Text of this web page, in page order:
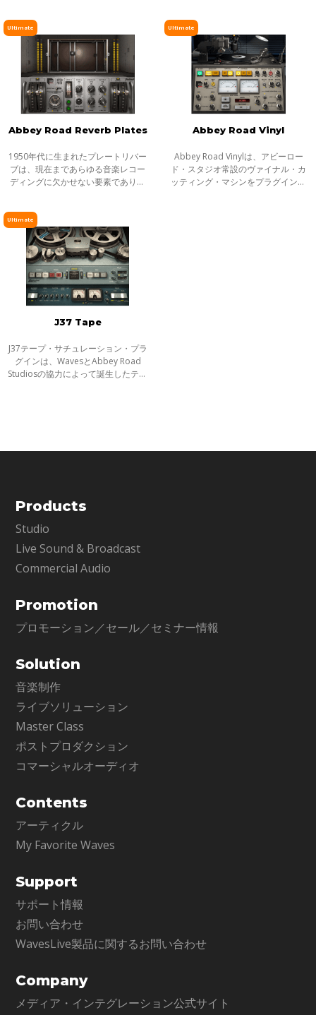
や伝説となっています。長年に渡っ
て失われ
してモデリングで再現。Abbey Road
TG Mastering
Ultimate
Abbey Road Reverb Plates
1950年代に生まれたプレートリバー
ブは、現在まであらゆる音楽レコー
ディングに欠かせない要素であり続
先駆的バンドに頻繁に使用されたの
がアビー
Ultimate
Abbey Road Vinyl
Abbey Road Vinylは、アビーロー
ド・スタジオ常設のヴァイナル・カ
ッティング・マシンをプラグインと
Ultimate
J37 Tape
J37テープ・サチュレーション・プラ
グインは、WavesとAbbey Road
Studiosの協力によって誕生したテー
Products
Studio
Live Sound & Broadcast
Commercial Audio
Promotion
プロモーション／セール／セミナー情報
Solution
音楽制作
ライブソリューション
Master Class
ポストプロダクション
コマーシャルオーディオ
Contents
アーティクル
My Favorite Waves
Support
サポート情報
お問い合わせ
WavesLive製品に関するお問い合わせ
Company
メディア・インテグレーション公式サイト